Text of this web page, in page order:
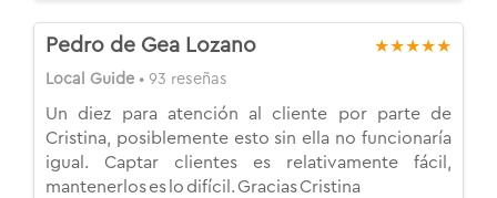
Pedro de Gea Lozano ★★★★★
Local Guide • 93 reseñas
Un diez para atención al cliente por parte de
Cristina, posiblemente esto sin ella no funcionaría
igual. Captar clientes es relativamente fácil,
mantenerlos es lo difícil. Gracias Cristina